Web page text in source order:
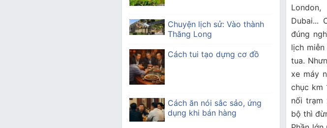
London,
Dubai...
đúng
lịch
tua.
xe máy
chục km
nối trạm
bộ thì
Chuyện lịch sử: Vào thành
Thăng Long
Cách tui tạo dựng cơ đồ
Cách ăn nói sắc sảo, ứng
dụng khi bán hàng